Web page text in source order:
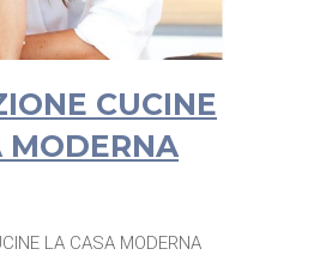
CUCINE
MODERNA
LA CASA MODERNA